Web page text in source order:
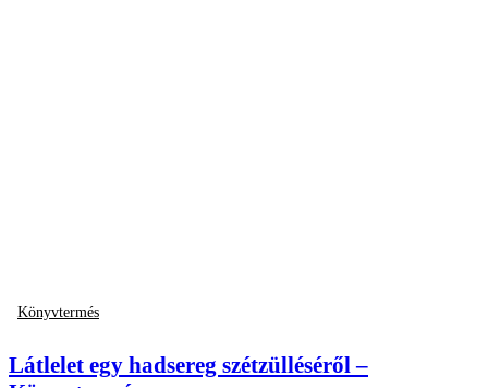
Könyvtermés
Látlelet egy hadsereg szétzülléséről –